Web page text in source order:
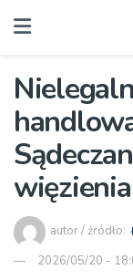
więzienia
autor / źródło:
2026/05/20 -